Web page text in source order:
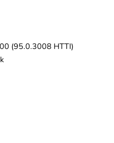
(95.0.3008 HTTI)